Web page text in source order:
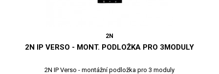
2N
2N IP VERSO - MONT. PODLOŽKA PRO 3MODULY
2N IP Verso - montážní podložka pro 3 moduly